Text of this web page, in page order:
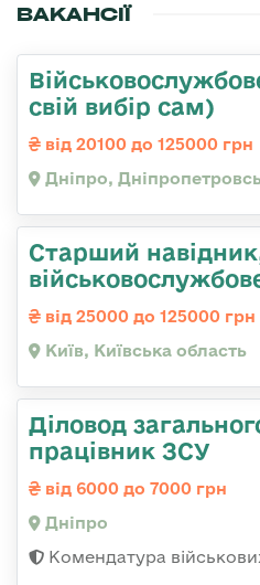
ВАКАНСІЇ
свій вибір сам)
від 20100 до 125000 грн
Дніпро,
Стаpший
від 25000 до 125000 грн
Київ, Київська область
Діловод
працівник ЗСУ
від 6000 до 7000 грн
Дніпро
Комендатура